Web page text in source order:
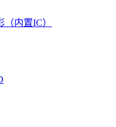
内置IC）